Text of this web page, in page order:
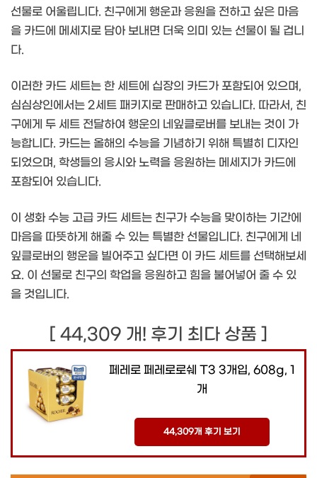
선물로 어울립니다. 친구에게 행운과 응원을 전하고 싶은 마음
을 카드에 메세지로 담아 보내면 더욱 의미 있는 선물이 될 겁니
다.
이러한 카드 세트는 한 세트에 십장의 카드가 포함되어 있으며,
심심상인에서는 2세트 패키지로 판매하고 있습니다. 따라서, 친
구에게 두 세트 전달하여 행운의 네잎클로버를 보내는 것이 가
능합니다. 카드는 올해의 수능을 기념하기 위해 특별히 디자인
되었으며, 학생들의 응시와 노력을 응원하는 메세지가 카드에
포함되어 있습니다.
이 생화 수능 고급 카드 세트는 친구가 수능을 맞이하는 기간에
마음을 따뜻하게 해줄 수 있는 특별한 선물입니다. 친구에게 네
잎클로버의 행운을 빌어주고 싶다면 이 카드 세트를 선택해보세
요. 이 선물로 친구의 학업을 응원하고 힘을 불어넣어 줄 수 있
을 것입니다.
[ 44,309 개! 후기 최다 상품 ]
페레로 페레로로쉐 T3 3개입, 608g, 1
개
44,309개 후기 보기